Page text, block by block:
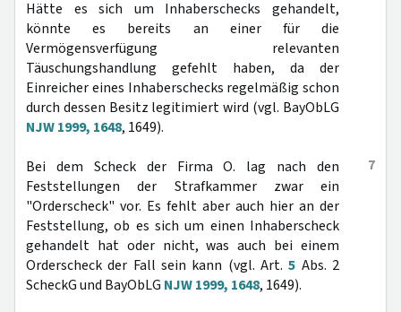
Hätte es sich um Inhaberschecks gehandelt,
könnte es bereits an einer für die
Vermögensverfügung relevanten
Täuschungshandlung gefehlt haben, da der
Einreicher eines Inhaberschecks regelmäßig schon
durch dessen Besitz legitimiert wird (vgl. BayObLG
NJW 1999, 1648, 1649).
7
Bei dem Scheck der Firma O. lag nach den
Feststellungen der Strafkammer zwar ein
"Orderscheck" vor. Es fehlt aber auch hier an der
Feststellung, ob es sich um einen Inhaberscheck
gehandelt hat oder nicht, was auch bei einem
Orderscheck der Fall sein kann (vgl. Art.5 Abs. 2
ScheckG und BayObLG NJW 1999, 1648, 1649).